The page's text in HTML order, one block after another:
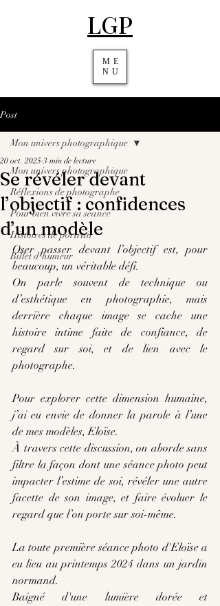
LGP
ME
NU
Post
Mon univers photographique
Réflexions de photographe
Pour bien vivre sa séance
Histoires de portrait
Billet d'humeur
Mon univers photographique
Se révéler devant
l’objectif : confidences
d’un modèle
20 oct. 2025 3 min de lecture
Oser passer devant l’objectif est, pour
beaucoup, un véritable défi.
On parle souvent de technique ou
d’esthétique en photographie, mais
derrière chaque image se cache une
histoire intime faite de confiance, de
regard sur soi, et de lien avec le
photographe.
Pour explorer cette dimension humaine,
j’ai eu envie de donner la parole à l’une
de mes modèles, Eloïse.
À travers cette discussion, on aborde sans
filtre la façon dont une séance photo peut
impacter l’estime de soi, révéler une autre
facette de son image, et faire évoluer le
regard que l’on porte sur soi-même.
La toute première séance photo d'Eloïse a
eu lieu au printemps 2024 dans un jardin
normand.
Baigné d'une lumière dorée et